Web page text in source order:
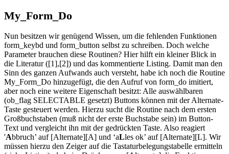
My_Form_Do
Nun besitzen wir genügend Wissen, um die fehlenden Funktionen
form_keybd und form_button selbst zu schreiben. Doch welche
Parameter brauchen diese Routinen? Hier hilft ein kleiner Blick in
die Literatur ([1],[2]) und das kommentierte Listing. Damit man den
Sinn des ganzen Aufwands auch versteht, habe ich noch die Routine
My_Form_Do hinzugefügt, die den Aufruf von form_do imitiert,
aber noch eine weitere Eigenschaft besitzt: Alle auswählbaren
(ob_flag SELECTABLE gesetzt) Buttons können mit der Alternate-
Taste gesteuert werden. Hierzu sucht die Routine nach dem ersten
Großbuchstaben (muß nicht der erste Buchstabe sein) im Button-
Text und vergleicht ihn mit der gedrückten Taste. Also reagiert
'Abbruch’ auf [Alternate][A] und ‘aLles ok’ auf [Alternate][L]. Wir
müssen hierzu den Zeiger auf die Tastaturbelegungstabelle ermitteln